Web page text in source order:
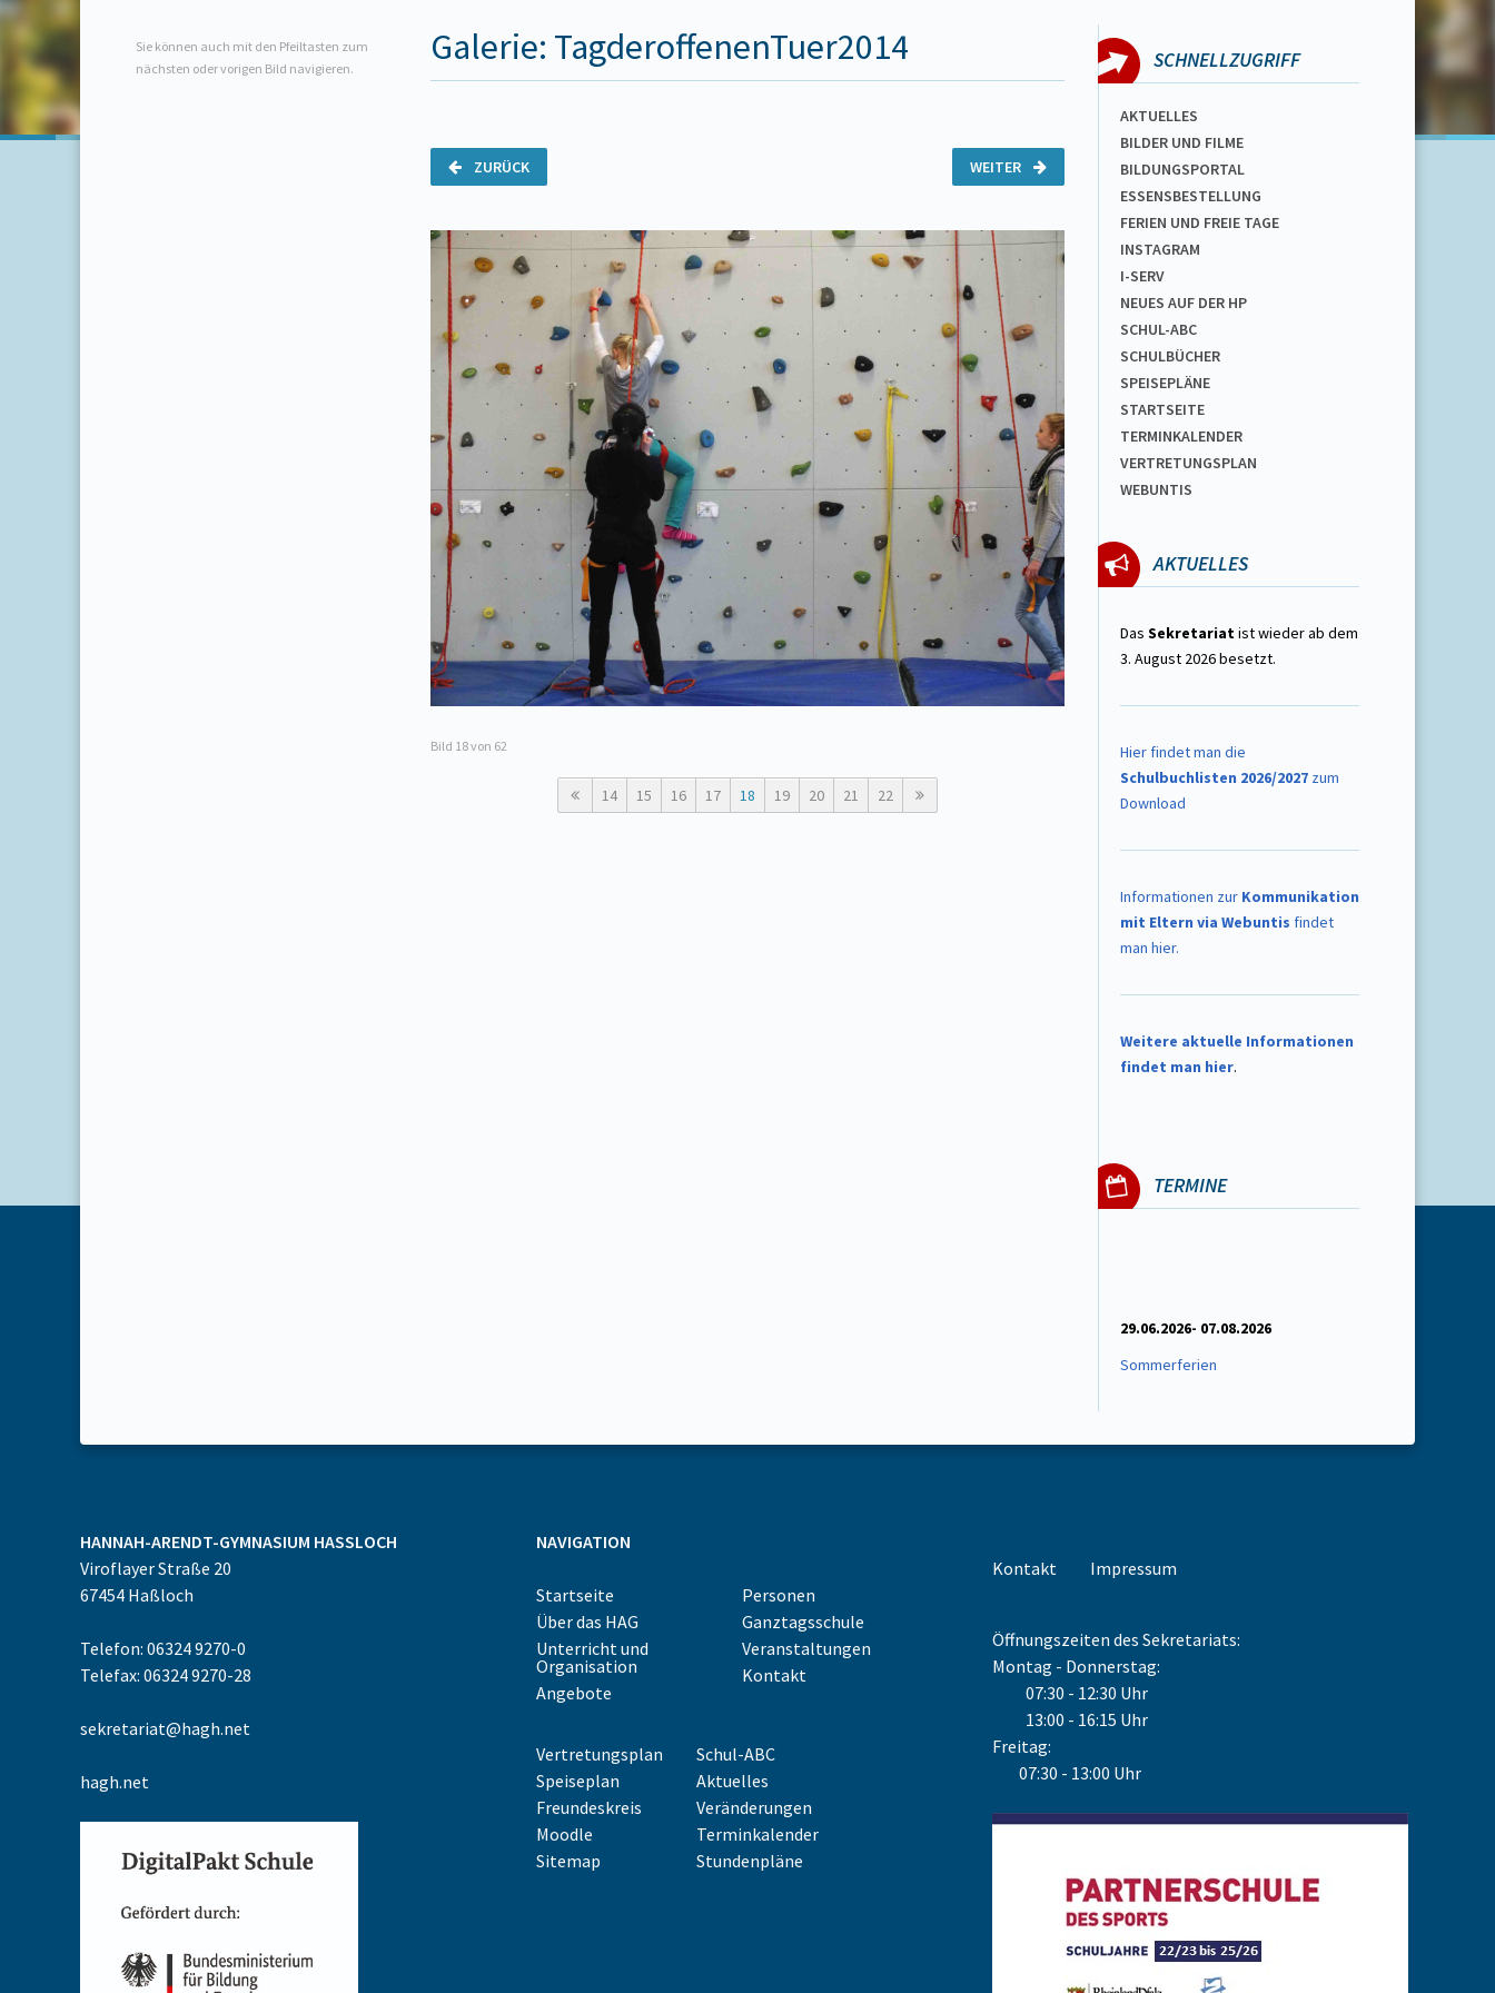
Sie können auch mit den Pfeiltasten zum
nächsten oder vorigen Bild navigieren.
Galerie: TagderoffenenTuer2014
WEITER
ZURÜCK
Bild 18von 62
14 15 16 17 18 19 20 21 22
SCHNELLZUGRIFF
AKTUELLES
BILDER UND FILME
BILDUNGSPORTAL
ESSENSBESTELLUNG
FERIEN UND FREIE TAGE
INSTAGRAM
I-SERV
NEUES AUF DER HP
SCHUL-ABC
SCHULBÜCHER
SPEISEPLÄNE
STARTSEITE
TERMINKALENDER
VERTRETUNGSPLAN
WEBUNTIS
AKTUELLES
Das Sekretariatist wieder ab dem
3. August 2026 besetzt.
Hier findet man die
Schulbuchlisten 2026/2027 zum
Download
Informationen zur Kommunikation
mit Eltern via Webuntis findet
man hier.
Weitere aktuelle Informationen
findet man hier.
TERMINE
29.06.2026- 07.08.2026
Sommerferien
HANNAH-ARENDT-GYMNASIUM HASSLOCH
Viroflayer Straße 20
67454 Haßloch
Telefon: 06324 9270-0
Telefax: 06324 9270-28
sekretariat@hagh.net
hagh.net
NAVIGATION
Startseite
Über das HAG
Unterricht und
Organisation
Angebote
Personen
Ganztagsschule
Veranstaltungen
Kontakt
Vertretungsplan
Speiseplan
Freundeskreis
Moodle
Sitemap
Schul-ABC
Aktuelles
Veränderungen
Terminkalender
Stundenpläne
Kontakt Impressum
Öffnungszeiten des Sekretariats:
Montag - Donnerstag:
07:30 - 12:30 Uhr
13:00 - 16:15 Uhr
Freitag:
07:30 - 13:00 Uhr